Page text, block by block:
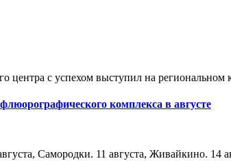
центра с успехом выступил на
комплекса в августе
Самородки. 11 августа, Живайкино.